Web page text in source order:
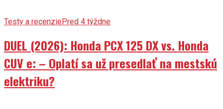
Testy a recenziePred 4 týždne
DUEL (2026): Honda PCX 125 DX vs. Honda
CUV e: – Oplatí sa už presedlať na mestskú
elektriku?